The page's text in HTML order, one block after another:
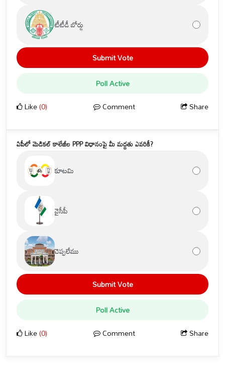
టీటీడీ బోర్డు
Submit Vote
Poll Active
Like(0) Comment Share
ఏపీలో మెడికల్ కాలేజీల PPP విధానంపై మీ మద్దతు ఎవరికీ?
కూటమి
వైసీపీ
చెప్పలేము
Submit Vote
Poll Active
Like(0) Comment Share